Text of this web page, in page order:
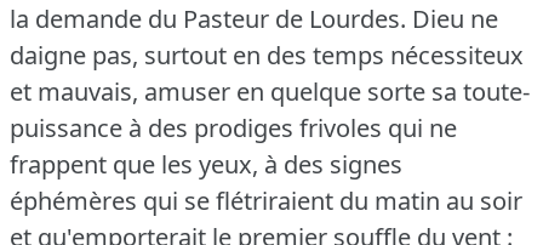
la demande du Pasteur de Lourdes. Dieu ne
daigne pas, surtout en des temps nécessiteux
et mauvais, amuser en quelque sorte sa toute-
puissance à des prodiges frivoles qui ne
frappent que les yeux, à des signes
éphémères qui se flétriraient du matin au soir
et qu'emporterait le premier souffle du vent :